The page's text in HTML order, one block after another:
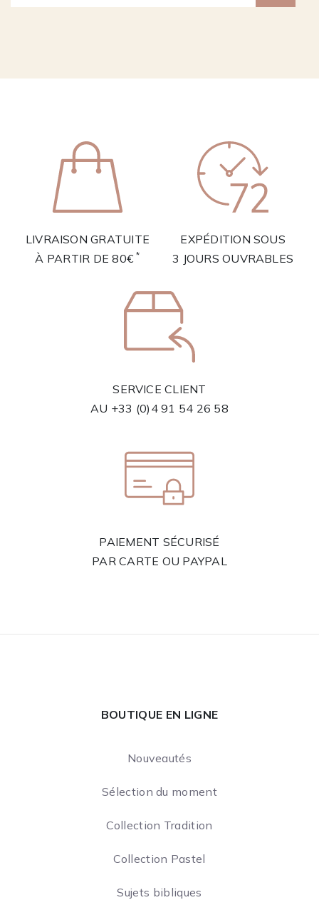
LIVRAISON GRATUITE
À PARTIR DE 80€ *
EXPÉDITION SOUS
3 JOURS OUVRABLES
SERVICE CLIENT
AU +33 (0)4 91 54 26 58
PAIEMENT SÉCURISÉ
PAR CARTE OU PAYPAL
BOUTIQUE EN LIGNE
Nouveautés
Sélection du moment
Collection Tradition
Collection Pastel
Sujets bibliques